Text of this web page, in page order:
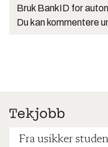
Bruk BankID for
Du kan kommentere
Fra usikker